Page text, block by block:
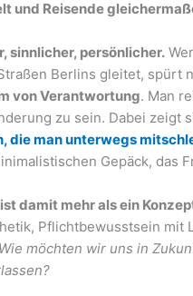
und Reisende
sinnlicher, persönlicher.
Berlins gleitet, spürt
von Verantwortung. Man
zu sein. Dabei zeigt
die man unterwegs
Gepäck, das
damit mehr als ein
Pflichtbewusstsein mit
Wie möchten wir uns in